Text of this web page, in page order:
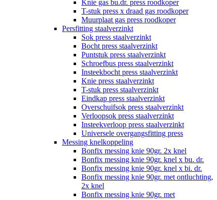
Knie gas bu.dr. press roodkoper
T-stuk press x draad gas roodkoper
Muurplaat gas press roodkoper
Persfitting staalverzinkt
Sok press staalverzinkt
Bocht press staalverzinkt
Puntstuk press staalverzinkt
Schroefbus press staalverzinkt
Insteekbocht press staalverzinkt
Knie press staalverzinkt
T-stuk press staalverzinkt
Eindkap press staalverzinkt
Overschuifsok press staalverzinkt
Verloopsok press staalverzinkt
Insteekverloop press staalverzinkt
Universele overgangsfitting press
Messing knelkoppeling
Bonfix messing knie 90gr. 2x knel
Bonfix messing knie 90gr. knel x bu. dr.
Bonfix messing knie 90gr. knel x bi. dr.
Bonfix messing knie 90gr. met ontluchting,
2x knel
Bonfix messing knie 90gr. met